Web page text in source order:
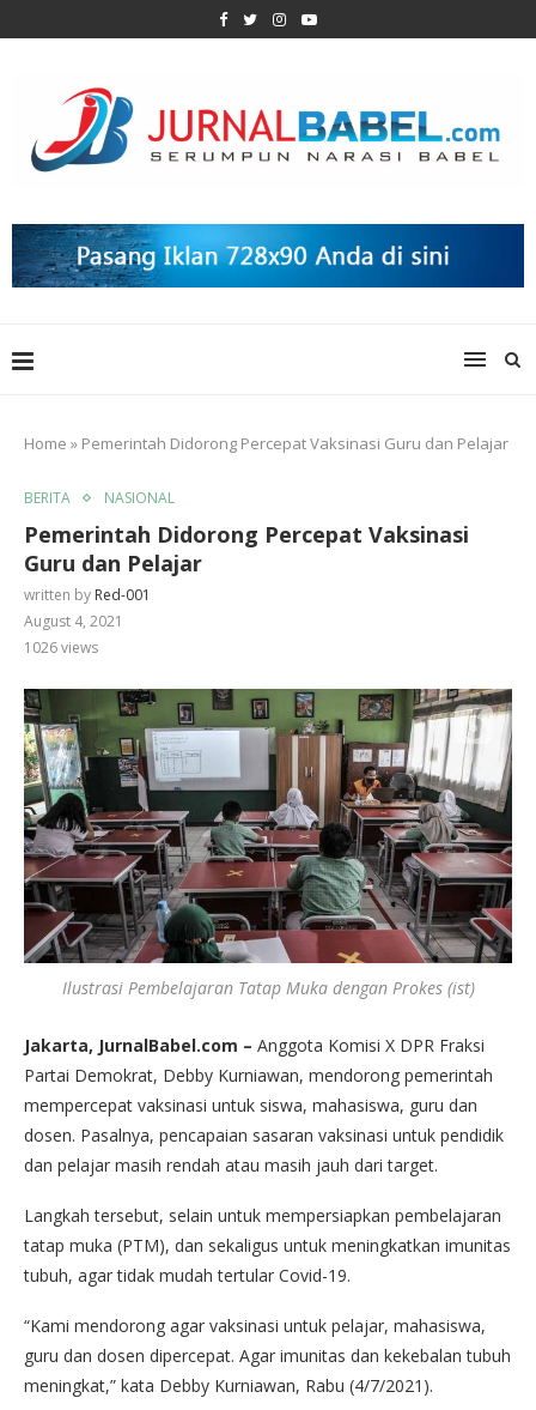
Home » Pemerintah Didorong Percepat Vaksinasi Guru dan Pelajar
BERITA NASIONAL
Pemerintah Didorong Percepat Vaksinasi
Guru dan Pelajar
written by Red-001
August 4, 2021
1026views
Ilustrasi Pembelajaran Tatap Muka dengan Prokes (ist)
Jakarta, JurnalBabel.com – Anggota Komisi X DPR Fraksi
Partai Demokrat, Debby Kurniawan, mendorong pemerintah
mempercepat vaksinasi untuk siswa, mahasiswa, guru dan
dosen. Pasalnya, pencapaian sasaran vaksinasi untuk pendidik
dan pelajar masih rendah atau masih jauh dari target.
Langkah tersebut, selain untuk mempersiapkan pembelajaran
tatap muka (PTM), dan sekaligus untuk meningkatkan imunitas
tubuh, agar tidak mudah tertular Covid-19.
“Kami mendorong agar vaksinasi untuk pelajar, mahasiswa,
guru dan dosen dipercepat. Agar imunitas dan kekebalan tubuh
meningkat,” kata Debby Kurniawan, Rabu (4/7/2021).